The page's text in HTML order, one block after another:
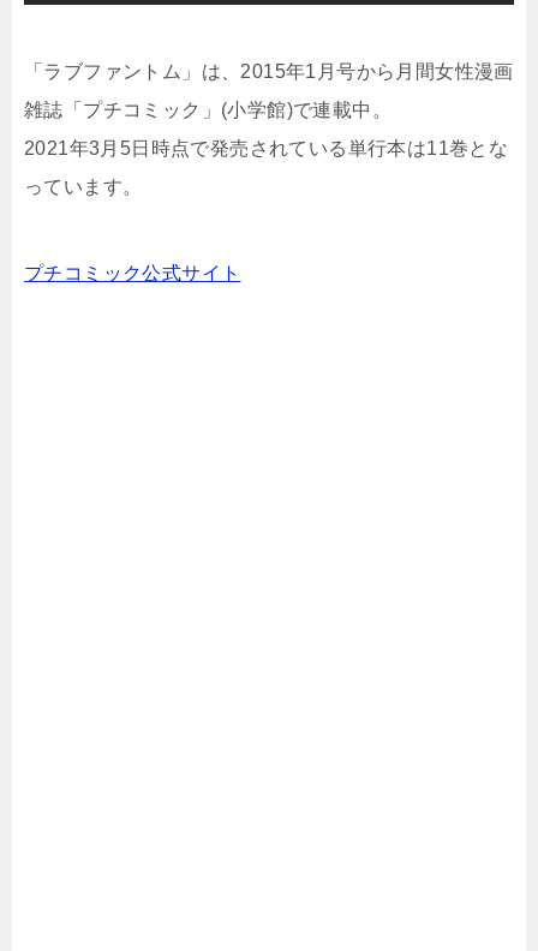
「ラブファントム」は、2015年1月号から月間女性漫画
雑誌「プチコミック」(小学館)で連載中。
2021年3月5日時点で発売されている単行本は11巻とな
っています。
プチコミック公式サイト